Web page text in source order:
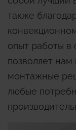
также
опыт работы в
позволяет нам
монтажные
любые